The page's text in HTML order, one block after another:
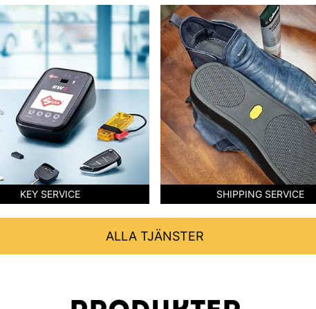
KEY SERVICE SHIPPING SERVICE
ALLA TJÄNSTER